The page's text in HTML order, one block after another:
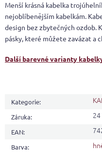
Menší krásná kabelka
nejoblíbenějším kabelkám.
design bez zbytečných ozdob.
pásky, které můžete zavázat a
Další barevné varianty
Kategorie:
Záruka:
EAN:
Barva: